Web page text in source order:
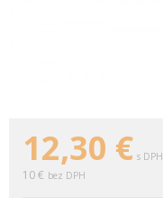
12,30 € s DPH
10 € bez DPH